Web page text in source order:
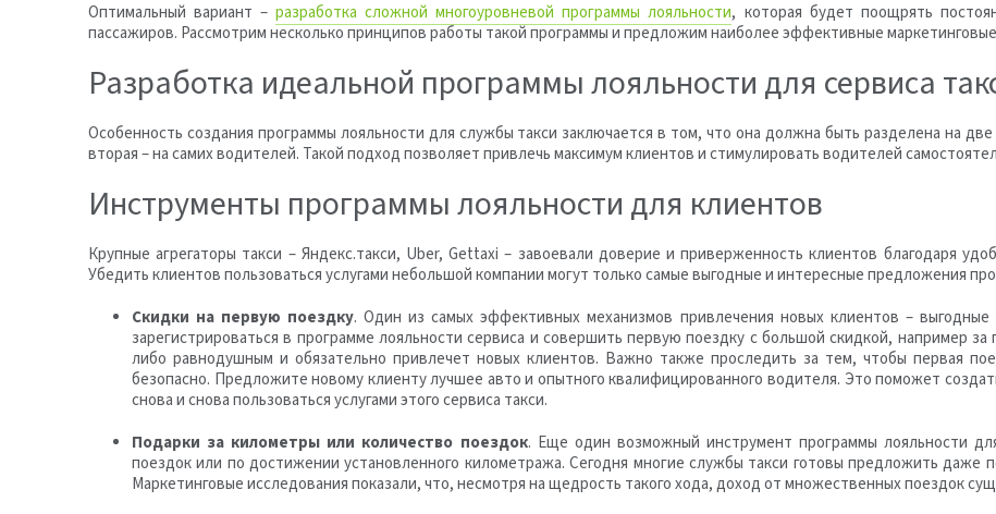
Оптимальный вариант –разработка сложной многоуровневой программы лояльности, которая будет поощрять
пассажиров. Рассмотрим несколько принципов работы такой программы и предложим наиболее эффективные
Разработка идеальной программы лояльности для сервиса
Особенность создания программы лояльности для службы такси заключается в том, что она должна быть разделена на
вторая – на самих водителей. Такой подход позволяет привлечь максимум клиентов и стимулировать водителей
Инструменты программы лояльности для клиентов
Крупные агрегаторы такси – Яндекс.такси, Uber, Gettaxi – завоевали доверие и приверженность клиентов благодаря
Убедить клиентов пользоваться услугами небольшой компании могут только самые выгодные и интересные предложения
Скидки на первую поездку. Один из самых эффективных механизмов привлечения новых клиентов –
зарегистрироваться в программе лояльности сервиса и совершить первую поездку с большой скидкой, например
либо равнодушным и обязательно привлечет новых клиентов. Важно также проследить за тем, чтобы первая
безопасно. Предложите новому клиенту лучшее авто и опытного квалифицированного водителя. Это поможет
снова и снова пользоваться услугами этого сервиса такси.
Подарки за километры или количество поездок. Еще один возможный инструмент программы лояльности
поездок или по достижении установленного километража. Сегодня многие службы такси готовы предложить даже
Маркетинговые исследования показали, что, несмотря на щедрость такого хода, доход от множественных поездок